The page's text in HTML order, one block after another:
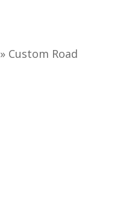
» Custom Road